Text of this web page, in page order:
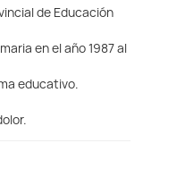
de Educación
en el año 1987 al
educativo.